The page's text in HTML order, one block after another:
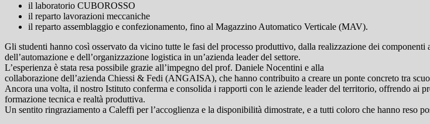
il laboratorio CUBOROSSO
il reparto lavorazioni meccaniche
il reparto assemblaggio e confezionamento, fino al Magazzino Automatico Verticale (MAV).
Gli studenti hanno così osservato da vicino tutte le fasi del processo produttivo, dalla realizzazione dei
dell’automazione e dell’organizzazione logistica in un’azienda leader del settore.
L’esperienza è stata resa possibile grazie all’impegno del prof. Daniele Nocentini e alla
collaborazione dell’azienda Chiessi & Fedi (ANGAISA), che hanno contribuito a creare un ponte concreto tra
Ancora una volta, il nostro Istituto conferma e consolida i rapporti con le aziende leader del territorio, offrendo ai
formazione tecnica e realtà produttiva.
Un sentito ringraziamento a Caleffi per l’accoglienza e la disponibilità dimostrate, e a tutti coloro che hanno reso